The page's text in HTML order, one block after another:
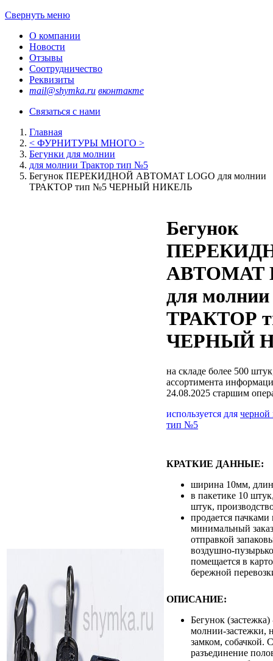
Свернуть меню
О компании
Новости
Отзывы
Соотрудничество
Реквизиты
mail@shymka.ru вконтакте
Связаться с нами
Главная
< ФУРНИТУРЫ МНОГО >
Бегунки для молнии
для молнии Трактор тип №5
Бегунок ПЕРЕКИДНОЙ АВТОМАТ LOGO для молнии
ТРАКТОР тип №5 ЧЕРНЫЙ НИКЕЛЬ
Бегунок
АВТОМАТ
для молнии
ТРАКТОР
ЧЕРНЫЙ
на складе более 500
ассортимента
24.08.2025 старшим
используется для черной
тип №5
КРАТКИЕ ДАННЫЕ:
ширина 10мм,
в пакетике 10
штук,
продается
минимальный
отправкой
воздушно-
помещается в
бережной
ОПИСАНИЕ:
Бегунок
молнии-застежки,
замком, собачкой.
разъединение